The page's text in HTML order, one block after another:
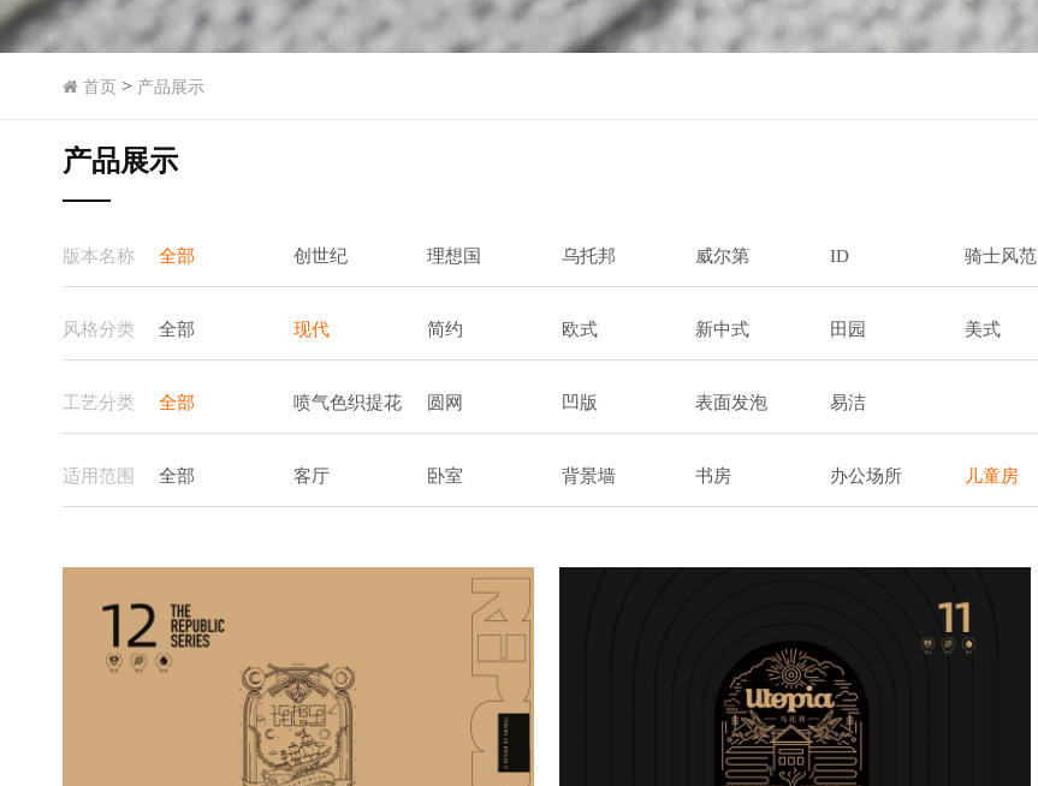
首页 > 产品展示
产品展示
版本名称 全部 创世纪 理想国 乌托邦 威尔第 ID 骑士风范
风格分类 全部 现代 简约 欧式 新中式 田园 美式
工艺分类 全部 喷气色织提花 圆网 凹版 表面发泡 易洁
适用范围 全部 客厅 卧室 背景墙 书房 办公场所 儿童房